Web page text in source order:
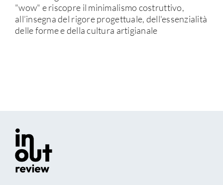
"wow" e riscopre il minimalismo costruttivo,
all’insegna del rigore progettuale, dell'essenzialità
delle forme e della cultura artigianale